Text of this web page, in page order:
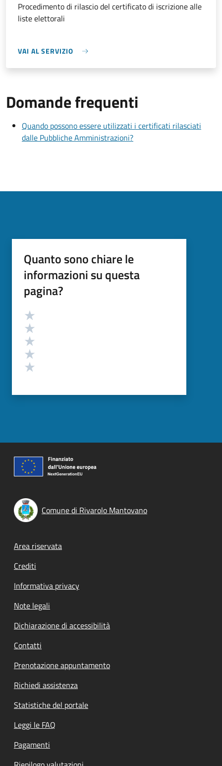
Procedimento di rilascio del certificato di iscrizione alle
liste elettorali
VAI AL SERVIZIO
Domande frequenti
Quando possono essere utilizzati i certificati rilasciati
dalle Pubbliche Amministrazioni?
Quanto sono chiare le
informazioni su questa
pagina?
Valutazione
Comune di Rivarolo Mantovano
Footer menu
Area riservata
Crediti
Informativa privacy
Note legali
Dichiarazione di accessibilità
Contatti
Prenotazione appuntamento
Richiedi assistenza
Statistiche del portale
Leggi le FAQ
Pagamenti